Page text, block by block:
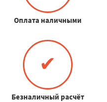
Оплата наличными
✔
Безналичный расчёт